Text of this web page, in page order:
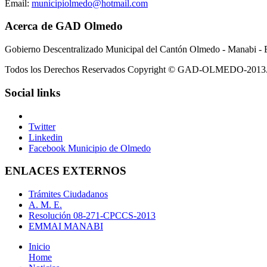
Email: municipiolmedo@hotmail.com
Acerca de GAD Olmedo
Gobierno Descentralizado Municipal del Cantón Olmedo - Manabi -
Todos los Derechos Reservados Copyright © GAD-OLMEDO-2013.
Social links
Twitter
Linkedin
Facebook Municipio de Olmedo
ENLACES EXTERNOS
Trámites Ciudadanos
A. M. E.
Resolución 08-271-CPCCS-2013
EMMAI MANABI
Inicio
Home